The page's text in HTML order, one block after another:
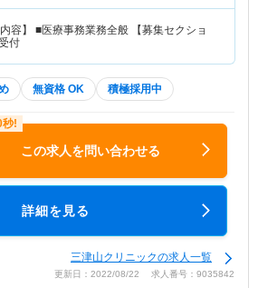
】 ■医療事務業務全般 【募集セクショ
付
無資格 OK 積極採用中
この求人を問い合わせる
詳細を見る
三津山クリニックの求人一覧
更新日：2022/08/22 求人番号：9035842